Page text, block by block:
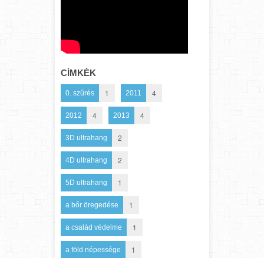
CÍMKÉK
0. szűrés 1 2011 4
2012 4 2013 4
3D ultrahang 2
4D ultrahang 2
5D ultrahang 1
a bőr öregedése 1
a család védelme 1
a föld népessége 1